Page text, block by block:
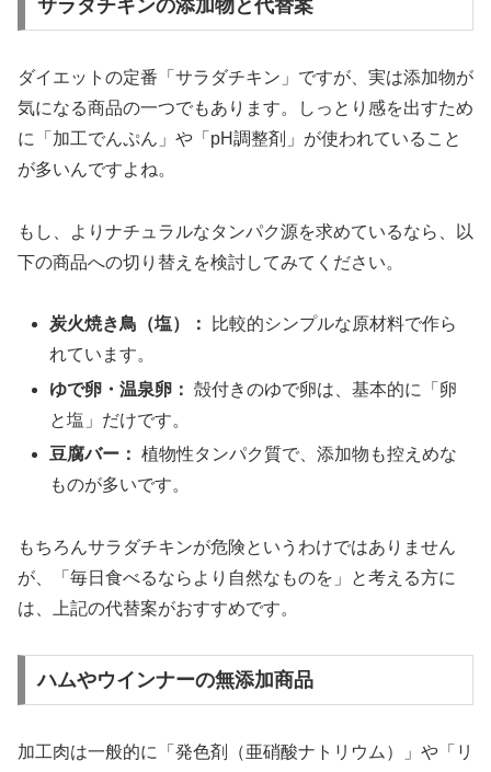
サラダチキンの添加物と代替案
ダイエットの定番「サラダチキン」ですが、実は添加物が
気になる商品の一つでもあります。しっとり感を出すため
に「加工でんぷん」や「pH調整剤」が使われていること
が多いんですよね。
もし、よりナチュラルなタンパク源を求めているなら、以
下の商品への切り替えを検討してみてください。
炭火焼き鳥（塩）：
比較的シンプルな原材料で作ら
れています。
ゆで卵・温泉卵： 殻付きのゆで卵は、基本的に「卵
と塩」だけです。
豆腐バー： 植物性タンパク質で、添加物も控えめな
ものが多いです。
もちろんサラダチキンが危険というわけではありません
が、
「毎日食べるならより自然なものを」
と考える方に
は、上記の代替案がおすすめです。
ハムやウインナーの無添加商品
加工肉は一般的に「発色剤（亜硝酸ナトリウム）」や「リ